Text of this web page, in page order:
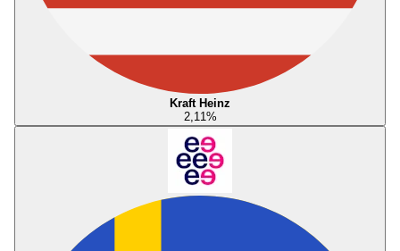
Kraft Heinz
2,11%